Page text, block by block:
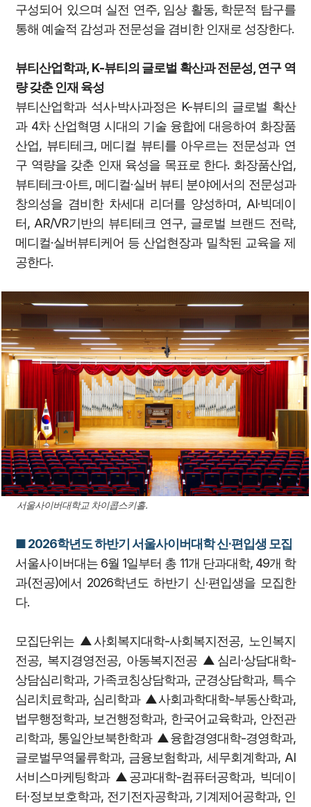
구성되어 있으며 실전 연주, 임상 활동, 학문적 탐구를
통해 예술적 감성과 전문성을 겸비한 인재로 성장한다.
뷰티산업학과, K-뷰티의 글로벌 확산과 전문성, 연구 역
량 갖춘 인재 육성
뷰티산업학과 석사·박사과정은 K-뷰티의 글로벌 확산
과 4차 산업혁명 시대의 기술 융합에 대응하여 화장품
산업, 뷰티테크, 메디컬 뷰티를 아우르는 전문성과 연
구 역량을 갖춘 인재 육성을 목표로 한다. 화장품산업,
뷰티테크·아트, 메디컬·실버 뷰티 분야에서의 전문성과
창의성을 겸비한 차세대 리더를 양성하며, AI·빅데이
터, AR/VR기반의 뷰티테크 연구, 글로벌 브랜드 전략,
메디컬·실버뷰티케어 등 산업현장과 밀착된 교육을 제
공한다.
서울사이버대학교 차이콥스키홀.
■ 2026학년도 하반기 서울사이버대학 신·편입생 모집
서울사이버대는 6월 1일부터 총 11개 단과대학, 49개 학
과(전공)에서 2026학년도 하반기 신·편입생을 모집한
다.
모집단위는 ▲사회복지대학-사회복지전공, 노인복지
전공, 복지경영전공, 아동복지전공 ▲심리·상담대학-
상담심리학과, 가족코칭상담학과, 군경상담학과, 특수
심리치료학과, 심리학과 ▲사회과학대학-부동산학과,
법무행정학과, 보건행정학과, 한국어교육학과, 안전관
리학과, 통일안보북한학과 ▲융합경영대학-경영학과,
글로벌무역물류학과, 금융보험학과, 세무회계학과, AI
서비스마케팅학과 ▲공과대학-컴퓨터공학과, 빅데이
터·정보보호학과, 전기전자공학과, 기계제어공학과, 인